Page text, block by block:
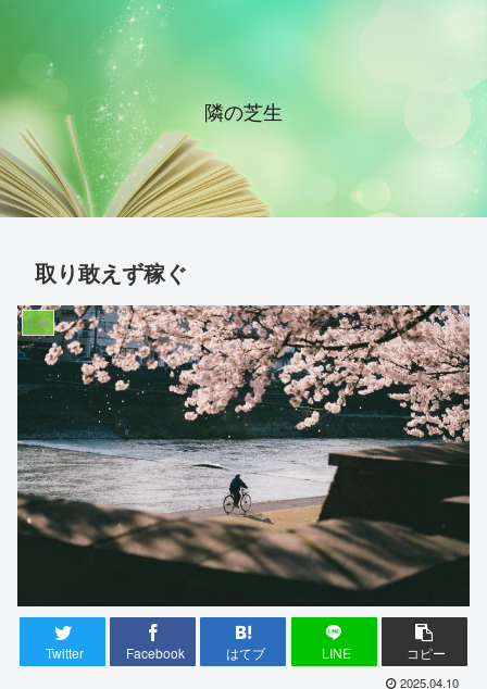
隣の芝生
取り敢えず稼ぐ
仕事
Twitter Facebook はてブ LINE コピー
2025.04.10